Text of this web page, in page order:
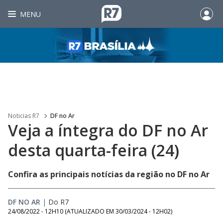
MENU
Noticias R7 DF no Ar
Veja a íntegra do DF no Ar
desta quarta-feira (24)
Confira as principais notícias da região no DF no Ar
DF NO AR | Do R7
24/08/2022 - 12H10 (ATUALIZADO EM 30/03/2024 - 12H02)